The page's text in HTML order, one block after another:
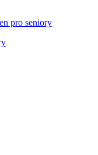
pro seniory